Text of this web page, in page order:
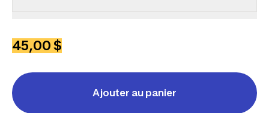
45,00 $
Ajouter au panier